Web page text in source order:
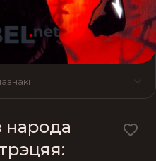
народа